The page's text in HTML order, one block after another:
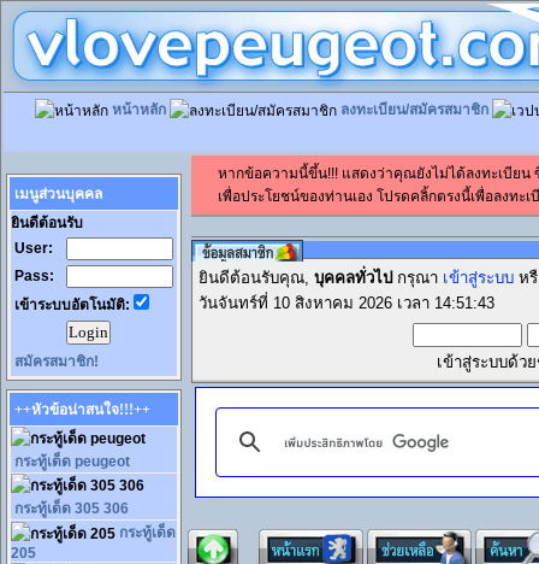
หน้าหลัก ลงทะเบียน/สมัครสมาชิก
เมนูส่วนบุคคล
ยินดีต้อนรับ
User:
Pass:
เข้าระบบอัตโนมัติ:
สมัครสมาชิก!
++หัวข้อน่าสนใจ!!!++
กระทู้เด็ด peugeot
กระทู้เด็ด 305 306
กระทู้เด็ด
205
หากข้อความนี้ขึ้น!!! แสดงว่าคุณยังไม่ได้ลงทะเบียน
เพื่อประโยชน์ของท่านเอง โปรดคลิ้กตรงนี้เพื่อลงทะเ
ยินดีต้อนรับคุณ, บุคคลทั่วไป กรุณา เข้าสู่ระบบ ห
วันจันทร์ที่ 10 สิงหาคม 2026 เวลา 14:51:43
เข้าสู่ระบบด้ว